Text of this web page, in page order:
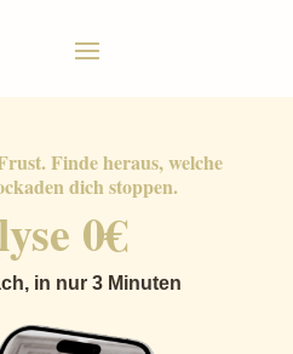
Finde heraus, welche
dich stoppen.
0€
in nur 3 Minuten